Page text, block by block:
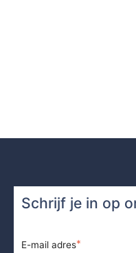
Schrijf je in op
E-mail adres*